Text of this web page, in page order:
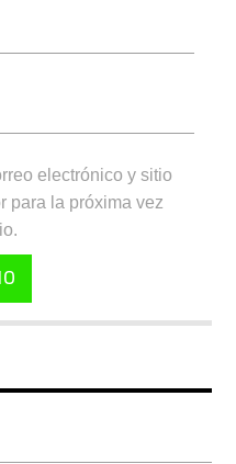
electrónico y sitio
para la próxima vez